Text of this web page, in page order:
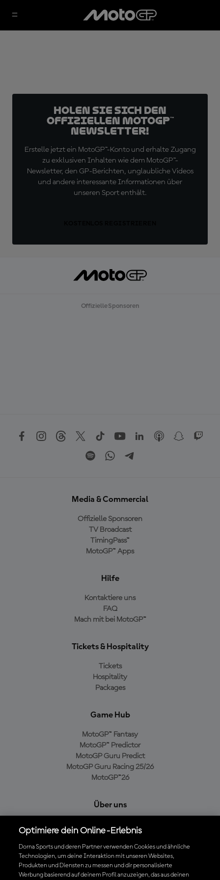
Holen Sie sich den
offiziellen MotoGP™
Newsletter!
Erstelle jetzt ein MotoGP™-Konto und erhalte Zugang
zu exklusiven Inhalten wie dem MotoGP™-
Newsletter, den GP-Berichten, unglaubliche Videos
und andere interessante Informationen über
unseren Sport enthält.
Offizielle Sponsoren
Media & Commercial
Offizielle Sponsoren
TV Broadcast
TimingPass™
MotoGP™ Apps
Hilfe
Kontaktiere uns
FAQ
Mach mit bei MotoGP™
Tickets & Hospitality
Tickets
Hospitality
Packages
Game Hub
MotoGP™ Fantasy
MotoGP™ Predictor
MotoGP Guru Predict
MotoGP Guru Racing 25/26
MotoGP™26
Über uns
Cookie-Richtlinien
Geschäftsbedingungen
Datenschutzrichtlinien
Kaufrichtlinie
Optimiere dein Online-Erlebnis
Dorna Sports und deren Partner verwenden Cookies und ähnliche
Technologien, um deine Interaktion mit unseren Websites,
Produkten und Diensten zu messen und dir personalisierte
Werbung basierend auf deinem Profil anzuzeigen, das aus deinen